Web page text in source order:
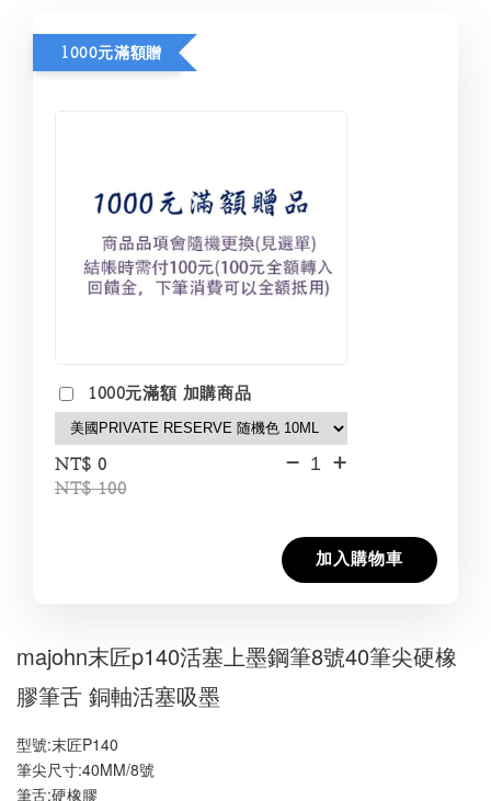
1000元滿額贈
1000元滿額 加購商品
NT$ 0
NT$ 100
- +
加入購物車
majohn末匠p140活塞上墨鋼筆8號40筆尖硬橡
膠筆舌 銅軸活塞吸墨
型號:末匠P140
筆尖尺寸:40MM/8號
筆舌:硬橡膠